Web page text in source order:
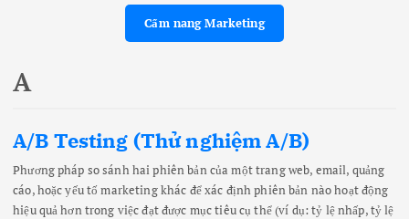
Cẩm nang Marketing
A
A/B Testing (Thử nghiệm A/B)
Phương pháp so sánh hai phiên bản của một trang web, email, quảng
cáo, hoặc yếu tố marketing khác để xác định phiên bản nào hoạt động
hiệu quả hơn trong việc đạt được mục tiêu cụ thể (ví dụ: tỷ lệ nhấp, tỷ lệ